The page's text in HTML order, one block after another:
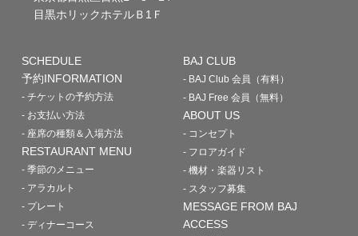
目黒ホリックホテルＢ1Ｆ
SCHEDULE
予約INFORMATION
- チケットの予約方法
- お支払い方法
- 座席の種類＆入場方法
RESTAURANT MENU
- 季節のメニュー
- アラカルト
- プレート
- ディナーコース
BAJ CLUB
- BAJ Club 会員（有料）
- BAJ Free 会員（無料）
ABOUT US
- コンセプト
- フロアガイド
- 機材・楽器リスト
- スタッフ募集
MESSAGE FROM BAJ
ACCESS